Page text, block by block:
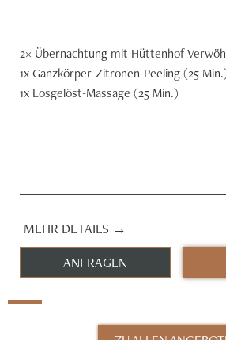
2× Übernachtung mit Hüttenhof
1x Ganzkörper-Zitronen-Peeling (25
1x Losgelöst-Massage (25 Min.)
MEHR DETAILS →
ANFRAGEN